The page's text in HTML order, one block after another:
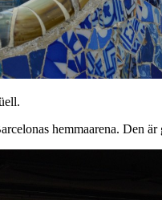
hemmaarena. Den